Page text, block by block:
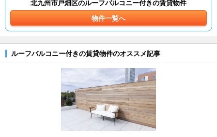
北九州市戸畑区のルーフバルコニー付きの賃貸物件
物件一覧へ
ルーフバルコニー付きの賃貸物件のオススメ記事